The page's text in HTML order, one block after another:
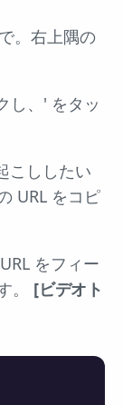
。右上隅の
し、' をタッ
こししたい
URL をコピ
をフィー
。 [ビデオト